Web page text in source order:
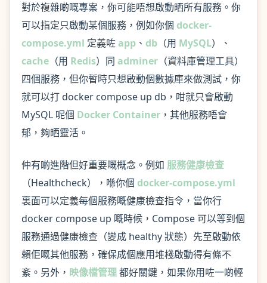
對於複雜啲嘅專案，你可能唔想啟動晒所有服務。你
可以指定只啟動某個服務，例如你個 docker-
compose.yml 定義咗 app 、 db （用 MySQL）、
cache （用 Redis）同 adminer （資料庫管理工具）
四個服務，但你暫時只想啟動個數據庫來做測試，你
就可以打 docker compose up db，咁就只會啟動
MySQL 呢個 Docker Container ，其他服務唔會
郁，夠晒靈活。
仲有啲進階但好重要嘅概念。例如 服務健康檢查
（Healthcheck），喺你個 docker-compose.yml
裏面可以定義每個服務嘅健康檢查指令，當你行
docker compose up 嘅時候，Compose 可以等到個
服務通過健康檢查（變成 healthy 狀態）先至啟動依
賴佢嘅其他服務，確保成個應用堆棧啟動得有條不
紊。另外， 映像檔管理都好關鍵，如果你用咗一啲輕